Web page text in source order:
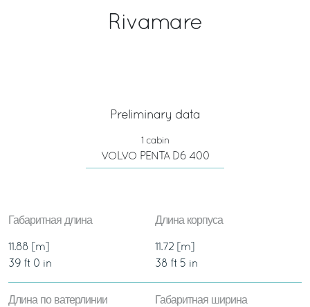
Rivamare
Preliminary data
1 cabin
VOLVO PENTA D6 400
Габаритная длина
11.88 [m]
39 ft 0 in
Длина корпуса
11.72 [m]
38 ft 5 in
Длина по ватерлинии Габаритная ширина